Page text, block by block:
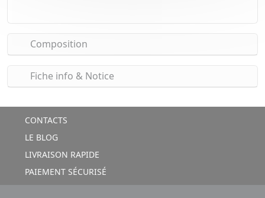
Composition
Fiche info & Notice
CONTACTS
LE BLOG
LIVRAISON RAPIDE
PAIEMENT SÉCURISÉ